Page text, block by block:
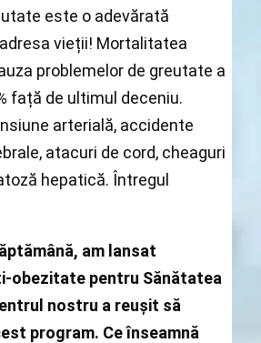
este o adevărată
vieții! Mortalitatea
problemelor de greutate a
față de ultimul deceniu.
arterială, accidente
atacuri de cord, cheaguri
hepatică. Întregul
am lansat
obezitate pentru Sănătatea
nostru a reușit să
program. Ce înseamnă